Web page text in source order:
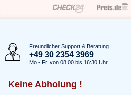
Freundlicher Support & Beratung
+49 30 2354 3969
Mo - Fr. von 08.00 bis 16:30 Uhr
Keine Abholung !